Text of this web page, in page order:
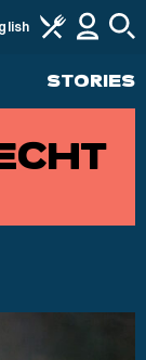
STORIES